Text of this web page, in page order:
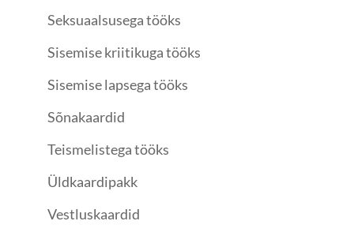
Seksuaalsusega tööks
Sisemise kriitikuga tööks
Sisemise lapsega tööks
Sõnakaardid
Teismelistega tööks
Üldkaardipakk
Vestluskaardid